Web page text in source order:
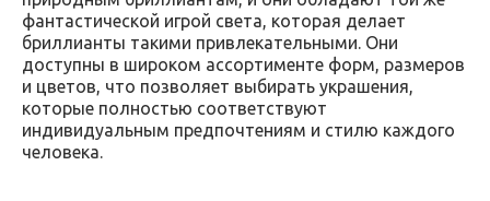
фантастической игрой света, которая делает
бриллианты такими привлекательными. Они
доступны в широком ассортименте форм, размеров
и цветов, что позволяет выбирать украшения,
которые полностью соответствуют
индивидуальным предпочтениям и стилю каждого
человека.